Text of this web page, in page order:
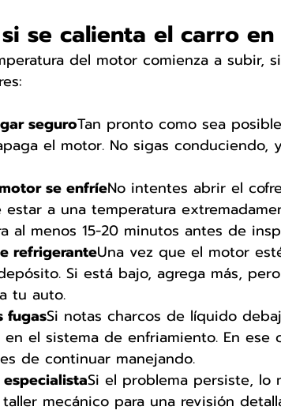
se calienta el carro
del motor comienza a subir,
seguroTan pronto como sea
el motor. No sigas conduciendo,
se enfríeNo intentes abrir el
a una temperatura
al menos 15-20 minutos antes de
refrigeranteUna vez que el motor
Si está bajo, agrega más,
tu auto.
fugasSi notas charcos de líquido
el sistema de enfriamiento. En ese
de continuar manejando.
Si el problema persiste, lo
mecánico para una revisión